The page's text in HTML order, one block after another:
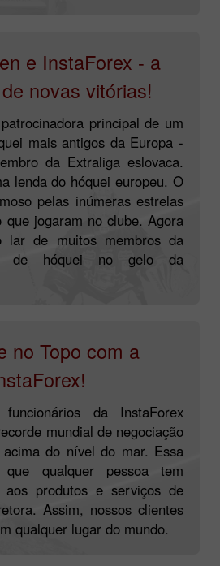
e InstaForex - a
novas vitórias!
principal de um
mais antigos da Europa -
da Extraliga eslovaca.
lenda do hóquei europeu. O
pelas inúmeras estrelas
que jogaram no clube. Agora
lar de muitos membros da
de hóquei no gelo da
no Topo com a
da InstaForex
mundial de negociação
do nível do mar. Essa
que qualquer pessoa tem
aos produtos e serviços de
Assim, nossos clientes
qualquer lugar do mundo.